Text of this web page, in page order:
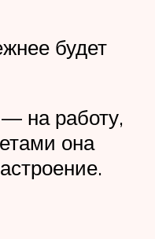
будет
на работу,
она